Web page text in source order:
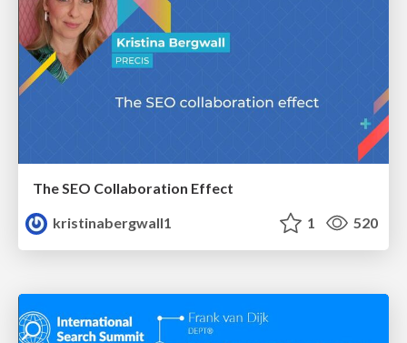
The SEO Collaboration Effect
kristinabergwall1
1 520